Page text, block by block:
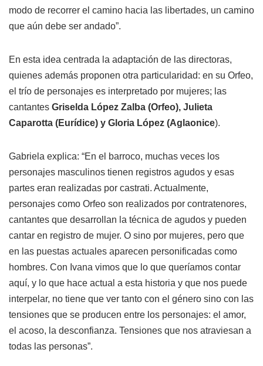
modo de recorrer el camino hacia las libertades, un camino
que aún debe ser andado”.
En esta idea centrada la adaptación de las directoras,
quienes además proponen otra particularidad: en su Orfeo,
el trío de personajes es interpretado por mujeres; las
cantantes Griselda López Zalba (Orfeo), Julieta
Caparotta (Eurídice) y Gloria López (Aglaonice).
Gabriela explica: “En el barroco, muchas veces los
personajes masculinos tienen registros agudos y esas
partes eran realizadas por castrati. Actualmente,
personajes como Orfeo son realizados por contratenores,
cantantes que desarrollan la técnica de agudos y pueden
cantar en registro de mujer. O sino por mujeres, pero que
en las puestas actuales aparecen personificadas como
hombres. Con Ivana vimos que lo que queríamos contar
aquí, y lo que hace actual a esta historia y que nos puede
interpelar, no tiene que ver tanto con el género sino con las
tensiones que se producen entre los personajes: el amor,
el acoso, la desconfianza. Tensiones que nos atraviesan a
todas las personas”.